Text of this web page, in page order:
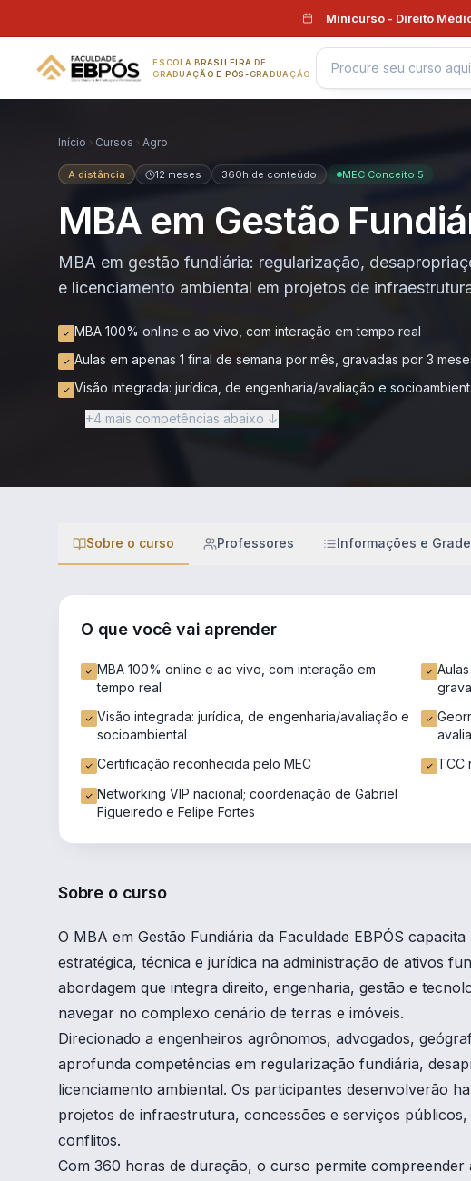
Minicurso - Direito
ESCOLA BRASILEIRA DE
GRADUAÇÃO E PÓS-GRADUAÇÃO
Início Cursos Agro
A distância 12 meses 360h de conteúdo MEC Conceito 5
MBA em Gestão
MBA em gestão fundiária: regularização,
e licenciamento ambiental em projetos de
MBA 100% online e ao vivo, com interação em tempo real
Aulas em apenas 1 final de semana por mês, gravadas por 3
Visão integrada: jurídica, de engenharia/avaliação e
+4 mais competências abaixo ↓
Sobre o curso Professores Informações e Grade
O que você vai aprender
MBA 100% online e ao vivo, com interação em
tempo real
Visão integrada: jurídica, de engenharia/avaliação e
socioambiental
Certificação reconhecida pelo MEC
TCC
Networking VIP nacional; coordenação de Gabriel
Figueiredo e Felipe Fortes
Sobre o curso
O MBA em Gestão Fundiária da Faculdade EBPÓS
estratégica, técnica e jurídica na administração de ativos
abordagem que integra direito, engenharia, gestão e
navegar no complexo cenário de terras e imóveis.
Direcionado a engenheiros agrônomos, advogados,
aprofunda competências em regularização fundiária,
licenciamento ambiental. Os participantes desenvolverão
projetos de infraestrutura, concessões e serviços
conflitos.
Com 360 horas de duração, o curso permite compreender